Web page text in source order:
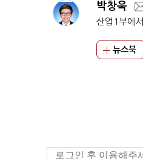
박창욱
산업1부에
뉴스북